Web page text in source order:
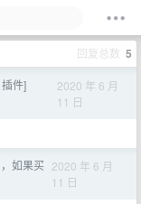
回复总数 5
件]
2020 年 6 月
11 日
如果买 2020 年 6 月
11 日